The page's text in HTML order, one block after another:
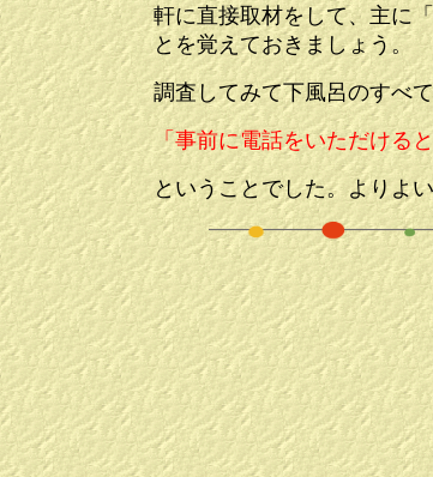
軒に直接取材をして、主に
とを覚えておきましょう。
調査してみて下風呂のすべ
「事前に電話をいただける
ということでした。よりよ